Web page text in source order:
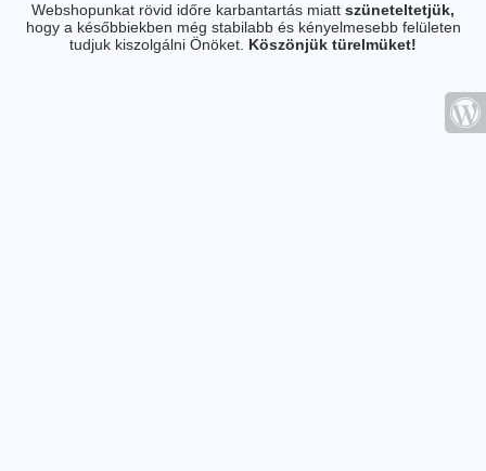
Webshopunkat rövid időre karbantartás miatt szüneteltetjük,
hogy a későbbiekben még stabilabb és kényelmesebb felületen
tudjuk kiszolgálni Önöket. Köszönjük türelmüket!